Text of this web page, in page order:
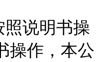
说明书操
操作，本公